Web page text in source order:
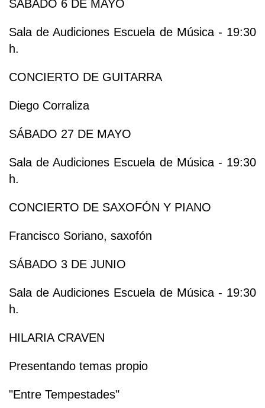
SÁBADO 6 DE MAYO
Sala de Audiciones Escuela de Música - 19:30
h.
CONCIERTO DE GUITARRA
Diego Corraliza
SÁBADO 27 DE MAYO
Sala de Audiciones Escuela de Música - 19:30
h.
CONCIERTO DE SAXOFÓN Y PIANO
Francisco Soriano, saxofón
SÁBADO 3 DE JUNIO
Sala de Audiciones Escuela de Música - 19:30
h.
HILARIA CRAVEN
Presentando temas propio
"Entre Tempestades"